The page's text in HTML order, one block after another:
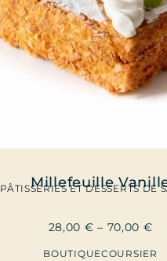
Millefeuille
PÂTISSERIES ET DESSERTS DE
28,00 € – 70,00 €
BOUTIQUECOURSIER